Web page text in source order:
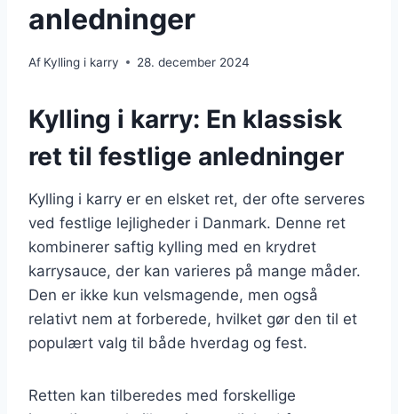
anledninger
Af Kylling i karry 28. december 2024
Kylling i karry: En klassisk
ret til festlige anledninger
Kylling i karry er en elsket ret, der ofte serveres
ved festlige lejligheder i Danmark. Denne ret
kombinerer saftig kylling med en krydret
karrysauce, der kan varieres på mange måder.
Den er ikke kun velsmagende, men også
relativt nem at forberede, hvilket gør den til et
populært valg til både hverdag og fest.
Retten kan tilberedes med forskellige